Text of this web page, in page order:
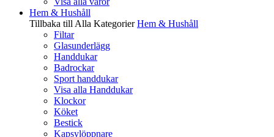
Hem & Hushåll
Tillbaka till Alla Kategorier Hem & Hushåll
Filtar
Glasunderlägg
Handdukar
Badrockar
Sport handdukar
Visa alla Handdukar
Klockor
Köket
Bestick
Kapsylöppnare